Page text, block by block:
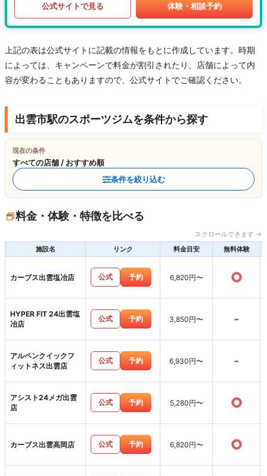
公式サイトで見る 体験・相談予約
上記の表は公式サイトに記載の情報をもとに作成しています。時期
によっては、キャンペーンで料金が割引されたり、店舗によって内
容が変わることもありますので、公式サイトでご確認ください。
出雲市駅のスポーツジムを条件から探す
現在の条件
すべての店舗 / おすすめ順
条件を絞り込む
料金・体験・特徴を比べる
スクロールできます →
施設名
リンク 料金目安 無料体験
カーブス出雲塩冶店 公式 予約 6,820円〜 ○
HYPER FIT 24出雲塩
冶店
公式 予約 3,850円〜 -
アルペンクイックフ
ィットネス出雲店
公式 予約 6,930円〜 -
アシスト24メガ出雲
店
公式 予約 5,280円〜 ○
カーブス出雲高岡店 公式 予約 6,820円〜 ○